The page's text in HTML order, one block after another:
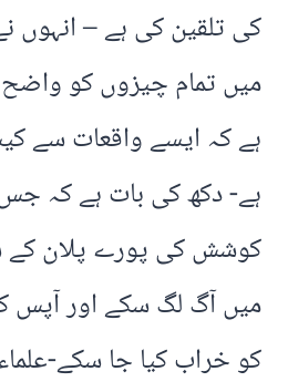
کی تلقین کی ہے – انہوں
میں تمام چیزوں کو واضح
ہے کہ ایسے واقعات سے
ہے- دکھ کی بات ہے کہ
کوشش کی پورے پلان کے
میں آگ لگ سکے اور آپس
کو خراب کیا جا سکے-